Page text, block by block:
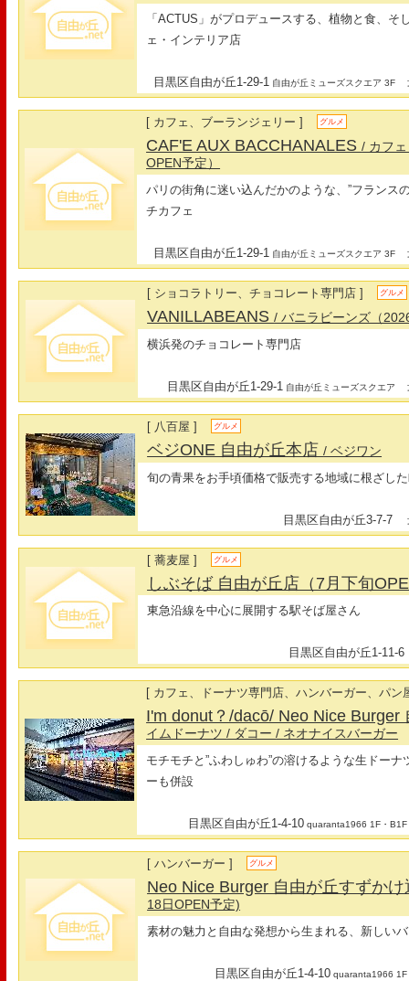
「ACTUS」がプロデュースする、植物と食、そ
ェ・インテリア店
目黒区自由が丘1-29-1 自由が丘ミューズスクエア 3F
[ カフェ、ブーランジェリー ] グルメ
CAF'E AUX BACCHANALES/ カフ
OPEN予定）
パリの街角に迷い込んだかのような、”フランス
チカフェ
目黒区自由が丘1-29-1 自由が丘ミューズスクエア 3F
[ ショコラトリー、チョコレート専門店 ] グルメ
VANILLABEANS/ バニラビーンズ（
横浜発のチョコレート専門店
目黒区自由が丘1-29-1 自由が丘ミューズスクエア
[ 八百屋 ] グルメ
ベジONE 自由が丘本店/ ベジワン
旬の青果をお手頃価格で販売する地域に根ざし
目黒区自由が丘3-7-7
[ 蕎麦屋 ] グルメ
しぶそば 自由が丘店（7月下旬
東急沿線を中心に展開する駅そば屋さん
目黒区自由が丘1-11-6
[ カフェ、ドーナツ専門店、ハンバーガー、パン
I'm donut？/dacō/ Neo Nice
イムドーナツ/ ダコー/ ネオナイスバーガー
モチモチと”ふわしゅわ”の溶けるような生ドー
ーも併設
目黒区自由が丘1-4-10 quaranta1966 1F・B1F
[ ハンバーガー ] グルメ
Neo Nice Burger 自由が丘すずか
18日OPEN予定)
素材の魅力と自由な発想から生まれる、新しい
目黒区自由が丘1-4-10 quaranta1966 1F